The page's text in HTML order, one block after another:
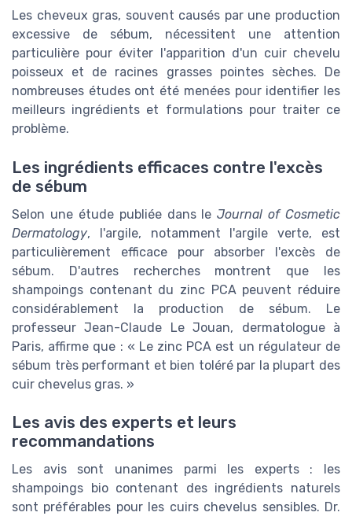
Les cheveux gras, souvent causés par une production
excessive de sébum, nécessitent une attention
particulière pour éviter l'apparition d'un cuir chevelu
poisseux et de racines grasses pointes sèches. De
nombreuses études ont été menées pour identifier les
meilleurs ingrédients et formulations pour traiter ce
problème.
Les ingrédients efficaces contre l'excès
de sébum
Selon une étude publiée dans leJournal of Cosmetic
Dermatology, l'argile, notamment l'argile verte, est
particulièrement efficace pour absorber l'excès de
sébum. D'autres recherches montrent que les
shampoings contenant du zinc PCA peuvent réduire
considérablement la production de sébum. Le
professeur Jean-Claude Le Jouan, dermatologue à
Paris, affirme que : « Le zinc PCA est un régulateur de
sébum très performant et bien toléré par la plupart des
cuir chevelus gras. »
Les avis des experts et leurs
recommandations
Les avis sont unanimes parmi les experts : les
shampoings bio contenant des ingrédients naturels
sont préférables pour les cuirs chevelus sensibles. Dr.